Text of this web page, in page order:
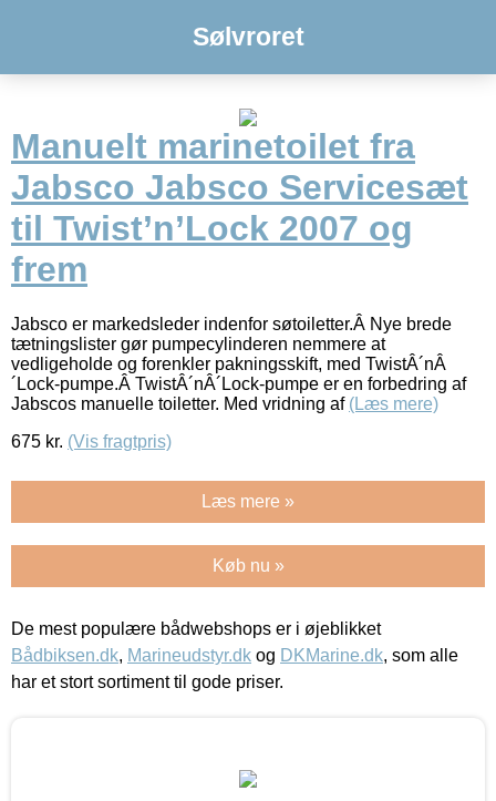
Sølvroret
Manuelt marinetoilet fra
Jabsco Jabsco Servicesæt
til Twist’n’Lock 2007 og
frem
Jabsco er markedsleder indenfor søtoiletter.Â Nye brede
tætningslister gør pumpecylinderen nemmere at
vedligeholde og forenkler pakningsskift, med TwistÂ´nÂ
´Lock-pumpe.Â TwistÂ´nÂ´Lock-pumpe er en forbedring af
Jabscos manuelle toiletter. Med vridning af (Læs mere)
675 kr. (Vis fragtpris)
Læs mere »
Køb nu »
De mest populære bådwebshops er i øjeblikket
Bådbiksen.dk, Marineudstyr.dk og DKMarine.dk, som alle
har et stort sortiment til gode priser.